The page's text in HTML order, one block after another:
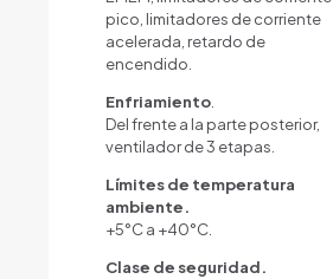
pico, limitadores de corriente
acelerada, retardo de
encendido.
Enfriamiento.
Del frente a la parte posterior,
ventilador de 3 etapas.
Límites de temperatura
ambiente.
+5°C a +40°C.
Clase de seguridad.